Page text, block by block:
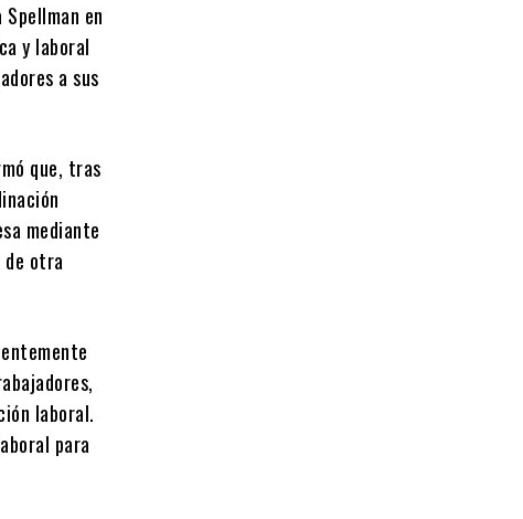
en
y laboral
a sus
que, tras
mediante
de otra
laboral.
para